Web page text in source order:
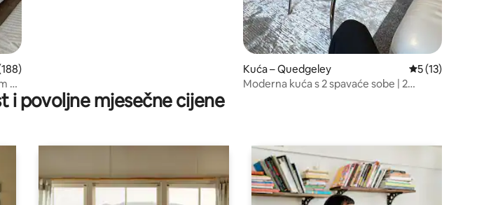
ocjena: 4,98/5, recenzija: 188
na
Kuća – Quedgeley Prosječna ocjena:
5 (13)
Moderna kuća s 2 spavaće sobe | 2
i povoljne mjesečne cijene